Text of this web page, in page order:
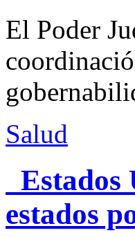
El Poder
Salud
Estados
estados